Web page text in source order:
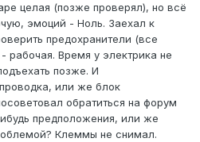
целая (позже проверял), но всё
эмоций - Ноль. Заехал к
предохранители (все
Время у электрика не
позже. И
или же блок
обратиться на форум
предположения, или же
Клеммы не снимал.